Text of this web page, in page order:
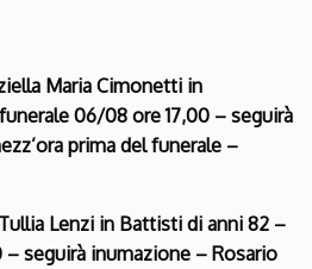
Maria Cimonetti in
06/08 ore 17,00 – seguirà
prima del funerale –
Lenzi in Battisti di anni 82 –
seguirà inumazione – Rosario